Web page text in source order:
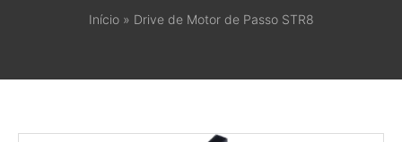
Início» Drive de Motor de Passo STR8